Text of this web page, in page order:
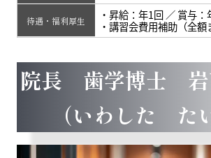
待遇・福利厚生
・昇給：年1回 ／ 賞与：
・講習会費用補助（全額
院長 歯学博士
（いわした た